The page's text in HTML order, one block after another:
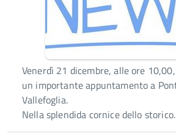
Venerdì 21 dicembre, alle ore
un importante appuntamento a
Vallefoglia.
Nella splendida cornice dello